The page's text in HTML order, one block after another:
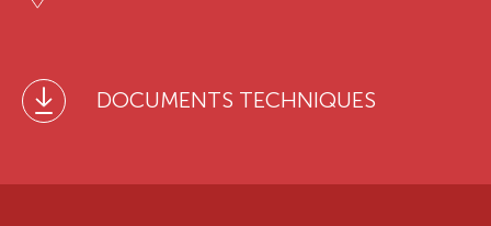
DOCUMENTS TECHNIQUES